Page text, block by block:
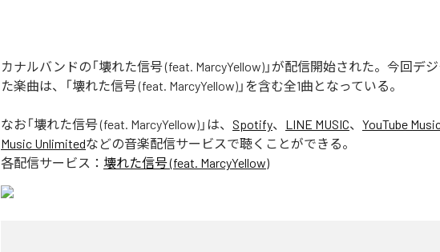
カナルバンドの「壊れた信号 (feat. MarcyYellow)」が配信開始された。今回デ
た楽曲は、「壊れた信号 (feat. MarcyYellow)」を含む全1曲となっている。
なお「壊れた信号 (feat. MarcyYellow) 」は、 Spotify、 LINE MUSIC、 YouTube
Music Unlimitedなどの音楽配信サービスで聴くことができる。
各配信サービス： 壊れた信号 (feat. MarcyYellow)